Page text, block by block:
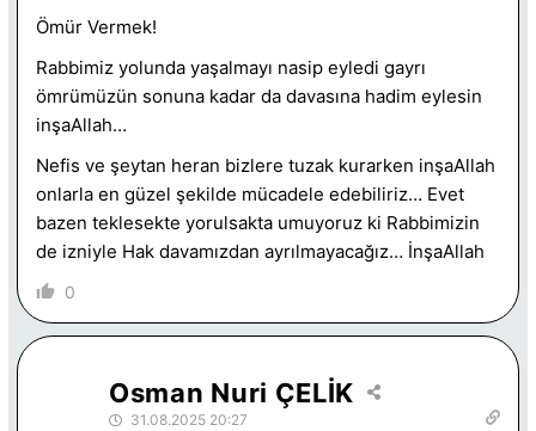
Ömür Vermek!
Rabbimiz yolunda yaşalmayı nasip eyledi gayrı
ömrümüzün sonuna kadar da davasına hadim eylesin
inşaAllah…
Nefis ve şeytan heran bizlere tuzak kurarken inşaAllah
onlarla en güzel şekilde mücadele edebiliriz… Evet
bazen teklesekte yorulsakta umuyoruz ki Rabbimizin
de izniyle Hak davamızdan ayrılmayacağız… İnşaAllah
0
Osman Nuri ÇELİK
31.08.2025 20:27